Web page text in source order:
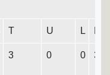
T U L
3 0 0 3